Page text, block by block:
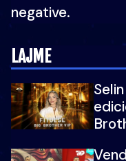
negative.
LAJME